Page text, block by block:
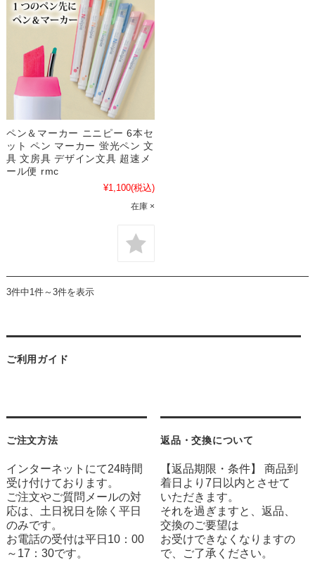
ペン＆マーカー ニニピー 6本セ
ット ペン マーカー 蛍光ペン 文
具 文房具 デザイン文具 超速メ
ール便 rmc
¥1,100(税込)
在庫 ×
3件中1件～3件を表示
ご利用ガイド
ご注文方法
インターネットにて24時間
受け付けております。
ご注文やご質問メールの対
応は、土日祝日を除く平日
のみです。
お電話の受付は平日10：00
～17：30です。
返品・交換について
【返品期限・条件】 商品到
着日より7日以内とさせて
いただきます。
それを過ぎますと、返品、
交換のご要望は
お受けできなくなりますの
で、ご了承ください。